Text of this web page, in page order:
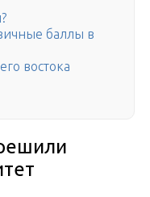
баллы в
востока